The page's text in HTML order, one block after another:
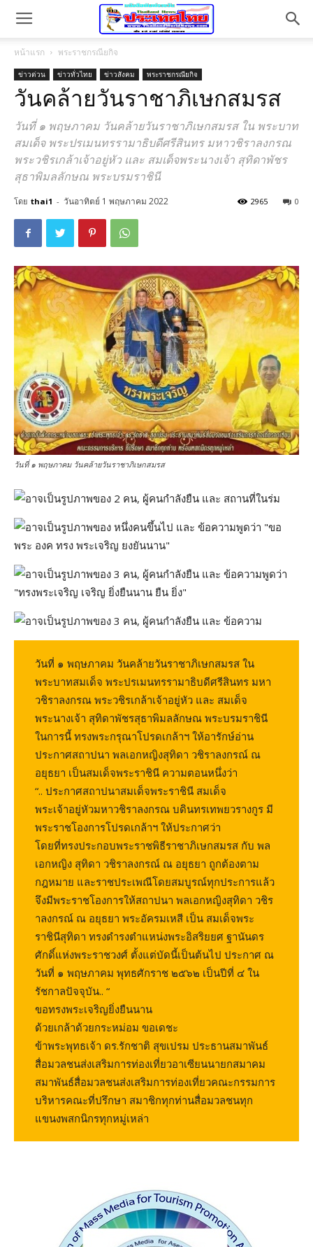
หน้าแรก พระราชกรณียกิจ
ข่าวด่วน ข่าวทั่วไทย ข่าวสังคม พระราชกรณียกิจ
วันคล้ายวันราชาภิเษกสมรส
วันที่ ๑ พฤษภาคม วันคล้ายวันราชาภิเษกสมรส ใน พระบาท
สมเด็จ พระปรเมนทรรามาธิบดีศรีสินทร มหาวชิราลงกรณ
พระวชิรเกล้าเจ้าอยู่หัว และ สมเด็จพระนางเจ้า สุทิดาพัชร
สุธาพิมลลักษณ พระบรมราชินี
โดย thai1 - วันอาทิตย์ 1 พฤษภาคม 2022 0
2965
วันที่ ๑ พฤษภาคม วันคล้ายวันราชาภิเษกสมรส
วันที่ ๑ พฤษภาคม วันคล้ายวันราชาภิเษกสมรส ใน
พระบาทสมเด็จ พระปรเมนทรรามาธิบดีศรีสินทร มหา
วชิราลงกรณ พระวชิรเกล้าเจ้าอยู่หัว และ สมเด็จ
พระนางเจ้า สุทิดาพัชรสุธาพิมลลักษณ พระบรมราชินี
ในการนี้ ทรงพระกรุณาโปรดเกล้าฯ ให้อารักษ์อ่าน
ประกาศสถาปนา พลเอกหญิงสุทิดา วชิราลงกรณ์ ณ
อยุธยา เป็นสมเด็จพระราชินี ความตอนหนึ่งว่า
“.. ประกาศสถาปนาสมเด็จพระราชินี สมเด็จ
พระเจ้าอยู่หัวมหาวชิราลงกรณ บดินทรเทพยวรางกูร มี
พระราชโองการโปรดเกล้าฯ ให้ประกาศว่า
โดยที่ทรงประกอบพระราชพิธีราชาภิเษกสมรส กับ พล
เอกหญิง สุทิดา วชิราลงกรณ์ ณ อยุธยา ถูกต้องตาม
กฎหมาย และราชประเพณีโดยสมบูรณ์ทุกประการแล้ว
จึงมีพระราชโองการให้สถาปนา พลเอกหญิงสุทิดา วชิร
าลงกรณ์ ณ อยุธยา พระอัครมเหสี เป็น สมเด็จพระ
ราชินีสุทิดา ทรงดำรงตำแหน่งพระอิสริยยศ ฐานันดร
ศักดิ์แห่งพระราชวงศ์ ตั้งแต่บัดนี้เป็นต้นไป ประกาศ ณ
วันที่ ๑ พฤษภาคม พุทธศักราช ๒๕๖๒ เป็นปีที่ ๔ ใน
รัชกาลปัจจุบัน.. “
ขอ​ทรง​พระ​เจริญ​ยิ่ง​ยืนนาน
ด้วย​เกล้า​ด้วย​กระหม่อม​ ขอเดชะ
ข้าพระ​พุทธเจ้า ดร.รักชาติ สุขเปรม ประธานสมาพันธ์
สื่อมวลชนส่งเสริมการท่องเที่ยวอาเซียนนายกสมาคม
สมาพันธ์สื่อมวลชนส่งเสริมการท่องเที่ยวคณะกรรมการ
บริหารคณะที่ปรึกษา สมาชิกทุกท่านสื่อมวลชนทุก
แขนงพสกนิกรทุกหมู่เหล่า